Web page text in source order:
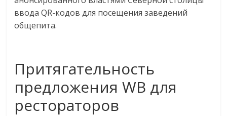
как
знать
жизнь
людей
обсудить
ввода QR-кодов для посещения заведений
общепита.
Притягательность
предложения WB для
рестораторов